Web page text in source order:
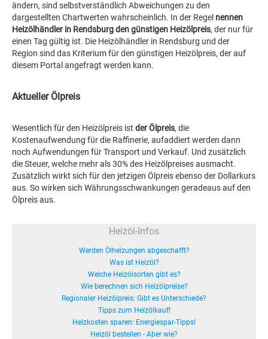
ändern, sind selbstverständlich Abweichungen zu den
dargestellten Chartwerten wahrscheinlich. In der Regel nennen
Heizölhändler in Rendsburg den günstigen Heizölpreis, der nur für
einen Tag gültig ist. Die Heizölhändler in Rendsburg und der
Region sind das Kriterium für den günstigen Heizölpreis, der auf
diesem Portal angefragt werden kann.
Aktueller Ölpreis
Wesentlich für den Heizölpreis ist der Ölpreis, die
Kostenaufwendung für die Raffinerie, aufaddiert werden dann
noch Aufwendungen für Transport und Verkauf. Und zusätzlich
die Steuer, welche mehr als 30% des Heizölpreises ausmacht.
Zusätzlich wirkt sich für den jetzigen Ölpreis ebenso der Dollarkurs
aus. So wirken sich Währungsschwankungen geradeaus auf den
Ölpreis aus.
Heizöl-Infos
Werden Ölheizungen abgeschafft?
Was ist Heizöl?
Welche Heizölsorten gibt es?
Wie berechnen sich Heizölpreise?
Regionaler Heizölpreis: Gibt es Unterschiede?
Tipps zum Heizölkauf!
Heizkosten sparen: Energiespar-Tipps!
Heizöl bestellen - Aber wie?